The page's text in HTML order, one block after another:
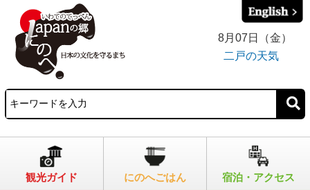
8月07日（金）
二戸の天気
観光ガイド にのへごはん 宿泊・アクセス